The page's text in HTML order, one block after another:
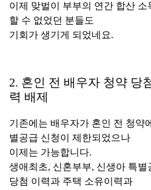
이제 맞벌이 부부의 연간 합산
할 수 없었던 분들도
기회가 생기게 되었네요.
2. 혼인 전 배우자 청약 당
력 배제
기존에는 배우자가 혼인 전 청약
별공급 신청이 제한되었으나
이제는 가능합니다.
생애최초, 신혼부부, 신생아 특별
당첨 이력과 주택 소유이력과